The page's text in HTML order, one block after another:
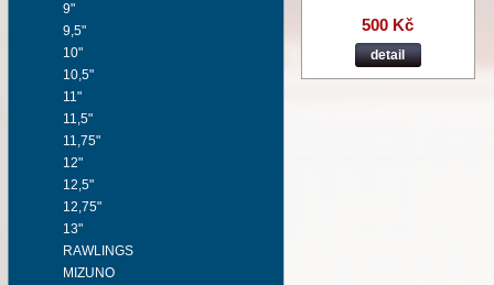
9"
9,5"
10"
10,5"
11"
11,5"
11,75"
12"
12,5"
12,75"
13"
RAWLINGS
MIZUNO
500 Kč
detail